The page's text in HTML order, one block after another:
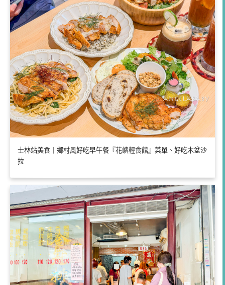
士林站美食｜鄉村風好吃早午餐『花嶼輕食館』菜單、好吃木盆沙
拉